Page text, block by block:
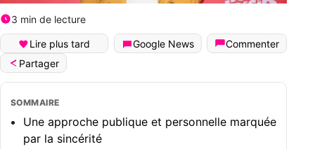
3 min de lecture
Lire plus tard Google News
Commenter
Partager
SOMMAIRE
Une approche publique et personnelle marquée
par la sincérité